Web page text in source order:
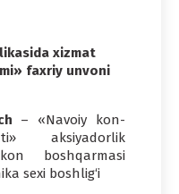
xizmat
faxriy unvoni
– «Navoiy kon-
aksiyadorlik
boshqarmasi
sexi boshlig‘i